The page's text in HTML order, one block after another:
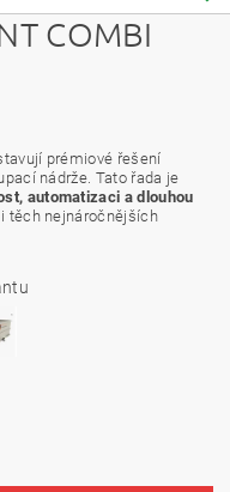
COMBI
prémiové řešení
nádrže. Tato řada je
automatizaci a dlouhou
těch nejnáročnějších